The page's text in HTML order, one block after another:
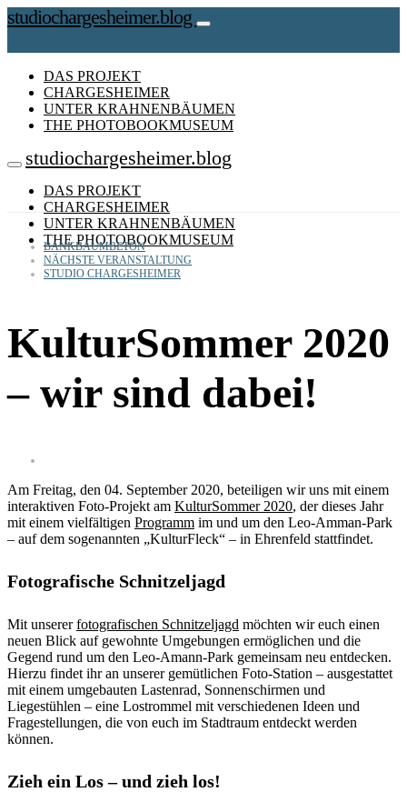
studiochargesheimer.blog
DAS PROJEKT
CHARGESHEIMER
UNTER KRAHNENBÄUMEN
THE PHOTOBOOKMUSEUM
studiochargesheimer.blog
DAS PROJEKT
CHARGESHEIMER
UNTER KRAHNENBÄUMEN
THE PHOTOBOOKMUSEUM
BANKBAUMBETON
NÄCHSTE VERANSTALTUNG
STUDIO CHARGESHEIMER
KulturSommer 2020
– wir sind dabei!
Am Freitag, den 04. September 2020, beteiligen wir uns mit einem
interaktiven Foto-Projekt am KulturSommer 2020, der dieses Jahr
mit einem vielfältigen Programm im und um den Leo-Amman-Park
– auf dem sogenannten „KulturFleck“ – in Ehrenfeld stattfindet.
Fotografische Schnitzeljagd
Mit unsererfotografischen Schnitzeljagd möchten wir euch einen
neuen Blick auf gewohnte Umgebungen ermöglichen und die
Gegend rund um den Leo-Amann-Park gemeinsam neu entdecken.
Hierzu findet ihr an unserer gemütlichen Foto-Station – ausgestattet
mit einem umgebauten Lastenrad, Sonnenschirmen und
Liegestühlen – eine Lostrommel mit verschiedenen Ideen und
Fragestellungen, die von euch im Stadtraum entdeckt werden
können.
Zieh ein Los – und zieh los!